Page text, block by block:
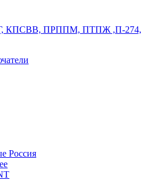
КПСВВ, ПРППМ, ПТПЖ ,П-274,
Россия